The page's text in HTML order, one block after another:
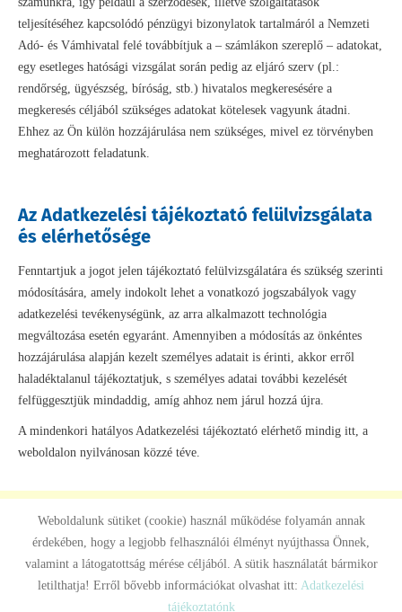
teljesítéséhez kapcsolódó pénzügyi bizonylatok tartalmáról a Nemzeti
Adó- és Vámhivatal felé továbbítjuk a – számlákon szereplő – adatokat,
egy esetleges hatósági vizsgálat során pedig az eljáró szerv (pl.:
rendőrség, ügyészség, bíróság, stb.) hivatalos megkeresésére a
megkeresés céljából szükséges adatokat kötelesek vagyunk átadni.
Ehhez az Ön külön hozzájárulása nem szükséges, mivel ez törvényben
meghatározott feladatunk.
Az Adatkezelési tájékoztató felülvizsgálata
és elérhetősége
Fenntartjuk a jogot jelen tájékoztató felülvizsgálatára és szükség szerinti
módosítására, amely indokolt lehet a vonatkozó jogszabályok vagy
adatkezelési tevékenységünk, az arra alkalmazott technológia
megváltozása esetén egyaránt. Amennyiben a módosítás az önkéntes
hozzájárulása alapján kezelt személyes adatait is érinti, akkor erről
haladéktalanul tájékoztatjuk, s személyes adatai további kezelését
felfüggesztjük mindaddig, amíg ahhoz nem járul hozzá újra.
A mindenkori hatályos Adatkezelési tájékoztató elérhető mindig itt, a
weboldalon nyilvánosan közzé téve.
Oldal információk Adatkezelési tájékoztató Impresszum
Weboldalunk sütiket (cookie) használ működése folyamán annak
érdekében, hogy a legjobb felhasználói élményt nyújthassa Önnek,
valamint a látogatottság mérése céljából. A sütik használatát bármikor
letilthatja! Erről bővebb információkat olvashat itt: Adatkezelési
tájékoztatónk